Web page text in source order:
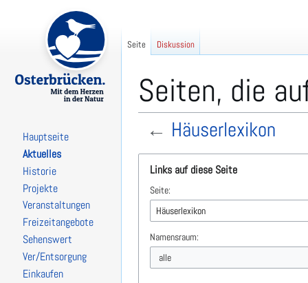
Seiten, die
← Häuserlexikon
Navigation
springen
Suche
springen
Links auf diese Seite
Seite:
Namensraum:
alle
Seite Diskussion
Hauptseite
Aktuelles
Historie
Projekte
Veranstaltungen
Freizeitangebote
Sehenswert
Ver/Entsorgung
Einkaufen